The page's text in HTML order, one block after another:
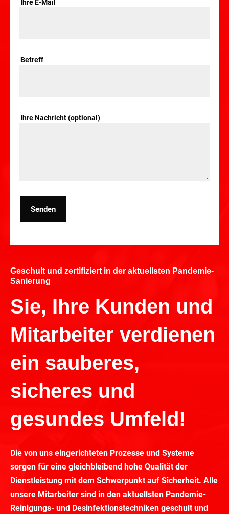
Ihre E-Mail
Betreff
Ihre Nachricht (optional)
Senden
Geschult und zertifiziert in der aktuellsten Pandemie-
Sanierung
Sie, Ihre Kunden und
Mitarbeiter verdienen
ein sauberes,
sicheres und
gesundes Umfeld!
Die von uns eingerichteten Prozesse und Systeme
sorgen für eine gleichbleibend hohe Qualität der
Dienstleistung mit dem Schwerpunkt auf Sicherheit. Alle
unsere Mitarbeiter sind in den aktuellsten Pandemie-
Reinigungs- und Desinfektionstechniken geschult und